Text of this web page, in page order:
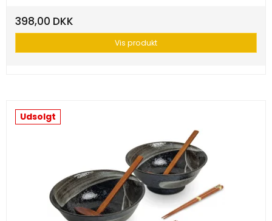
398,00 DKK
Vis produkt
Udsolgt